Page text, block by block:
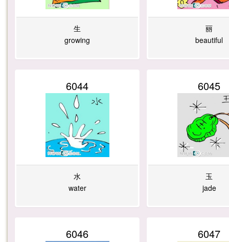
生
growing
丽
beautiful
6044
水
water
6045
玉
jade
6046 6047